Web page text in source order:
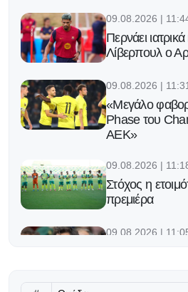
09.08.2026 |
Περνάει
Λίβερπουλ ο
09.08.2026 | 11:31
«Μεγάλο
Phase του
ΑΕΚ»
09.08.2026 |
Στόχος η
πρεμιέρα
09.08.2026 |